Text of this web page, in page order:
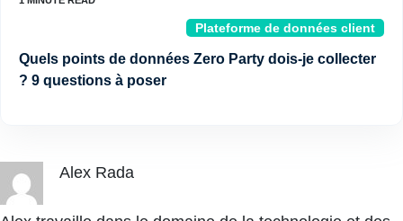
Plateforme de données client
Quels points de données Zero Party dois-je collecter
? 9 questions à poser
Alex Rada